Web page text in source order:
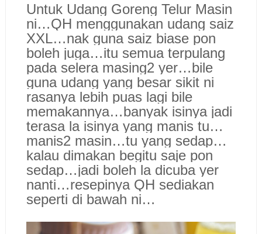
Untuk Udang Goreng Telur Masin
ni…QH menggunakan udang saiz
XXL…nak guna saiz biase pon
boleh juga…itu semua terpulang
pada selera masing2 yer…bile
guna udang yang besar sikit ni
rasanya lebih puas lagi bile
memakannya…banyak isinya jadi
terasa la isinya yang manis tu…
manis2 masin…tu yang sedap…
kalau dimakan begitu saje pon
sedap…jadi boleh la dicuba yer
nanti…resepinya QH sediakan
seperti di bawah ni…